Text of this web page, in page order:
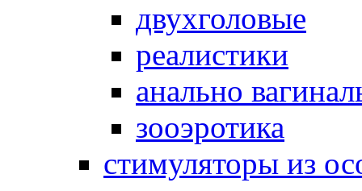
двухголовые
реалистики
анально
зооэротика
стимуляторы из